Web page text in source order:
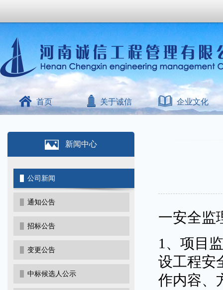
首页 关于诚信 企业文化
新闻中心
公司新闻
通知公告
招标公告
变更公告
中标候选人公示
一安全监
1、项目
设工程安
作内容、